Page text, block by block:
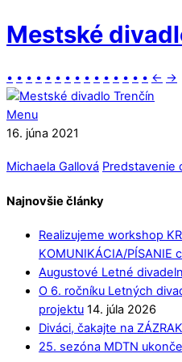
Mestské
• • • • • • • • • • • • • • • ← →
Menu
16. júna 2021
Michaela Gallová Predstavenie
Najnovšie články
Realizujeme workshop
KOMUNIKÁCIA/PÍSANIE
Augustové Letné
O 6. ročníku Letných
projektu 14. júla 2026
Diváci, čakajte na
25. sezóna MDTN